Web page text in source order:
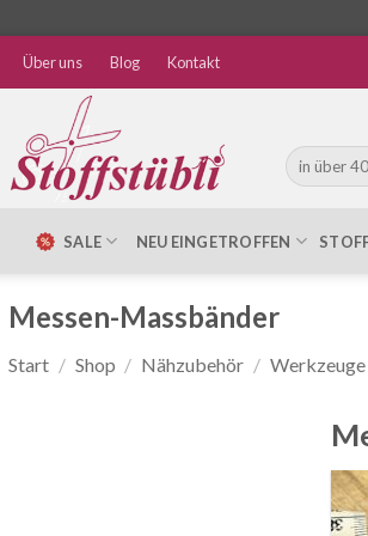
Über uns Blog Kontakt
Suche
nach:
SALE NEU EINGETROFFEN
Messen-Massbänder
Start / Shop / Nähzubehör / Werkzeuge